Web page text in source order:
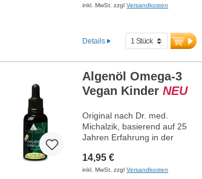
inkl. MwSt. zzglVersandkosten
Details
Algenöl Omega-3
Vegan KinderNEU
Original nach Dr. med.
Michalzik, basierend auf 25
Jahren Erfahrung in der
Naturstoffe. 528 - 1.056 mg
hochreines Omega-3-Algenöl
14,95 €
inkl. MwSt. zzglVersandkosten